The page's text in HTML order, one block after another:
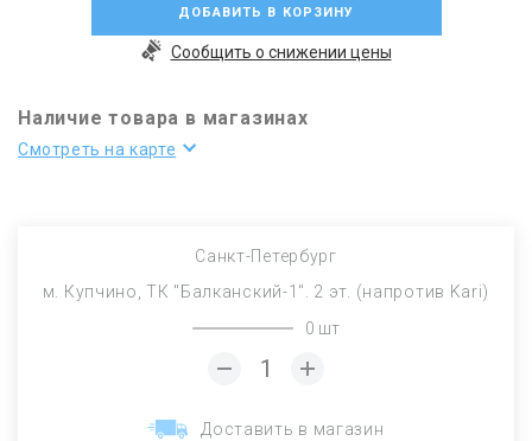
ДОБАВИТЬ В КОРЗИНУ
Сообщить о снижении цены
Наличие товара в магазинах
Смотреть на карте
Санкт-Петербург
м. Купчино, ТК "Балканский-1". 2 эт. (напротив Kari)
0 шт
Доставить в магазин